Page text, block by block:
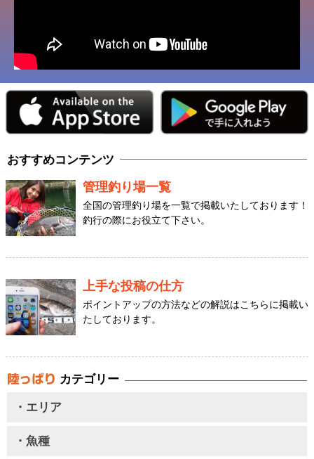
おすすめコンテンツ
管理釣り場一覧
全国の管理釣り場を一覧で掲載いたしております！
釣行の際にお役立て下さい。
上手な投稿の仕方
ポイントアップの方法などの解説はこちらに掲載い
たしております。
カテゴリー
・エリア
・魚種